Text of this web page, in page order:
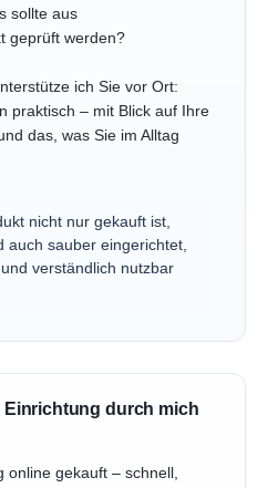
sollte aus
geprüft werden?
ich Sie vor Ort:
praktisch – mit Blick auf Ihre
das, was Sie im Alltag
nicht nur gekauft ist,
auch sauber eingerichtet,
verständlich nutzbar
Einrichtung durch mich
online gekauft – schnell,